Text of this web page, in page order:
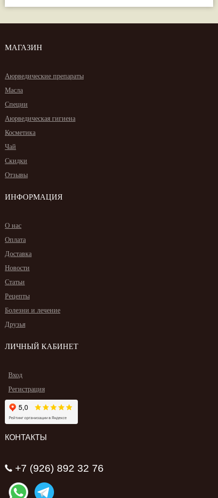
МАГАЗИН
Аюрведические препараты
Масла
Специи
Аюрведическая гигиена
Косметика
Чай
Скидки
Отзывы
ИНФОРМАЦИЯ
О нас
Оплата
Доставка
Новости
Статьи
Рецепты
Болезни и лечение
Друзья
ЛИЧНЫЙ КАБИНЕТ
Вход
Регистрация
КОНТАКТЫ
+7 (926) 892 32 76